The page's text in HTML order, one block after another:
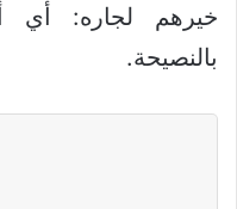
خيرهم لجاره: أي
بالنصيحة.